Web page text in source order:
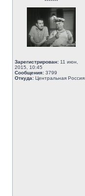
Зарегистрирован: 11 июн,
2015, 10:45
Сообщения: 3799
Откуда: Центральная Россия